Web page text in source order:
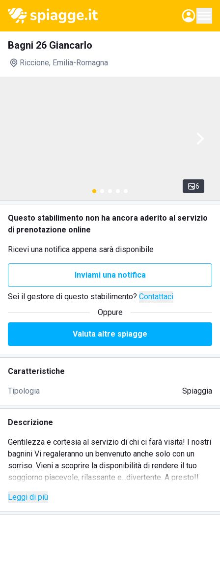
Bagni 26 Giancarlo
Riccione, Emilia-Romagna
6
Questo stabilimento non ha ancora aderito al servizio
di prenotazione online
Ricevi una notifica appena sarà disponibile
Inviami una notifica
Sei il gestore di questo stabilimento? Contattaci
Oppure
Valuta altre spiagge
Caratteristiche
Tipologia Spiaggia
Descrizione
Gentilezza e cortesia al servizio di chi ci farà visita! I nostri
bagnini Vi regaleranno un benvenuto anche solo con un
sorriso. Vieni a scoprire la disponibilità di rendere il tuo
soggiorno piacevole, rilassante e...divertente. A presto!!
Leggi di più